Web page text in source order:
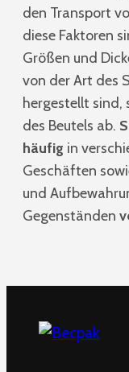
den Transport
diese Faktoren
Größen und
von der Art des
hergestellt sind,
des Beutels ab.
häufig in
Geschäften
und
Gegenständen